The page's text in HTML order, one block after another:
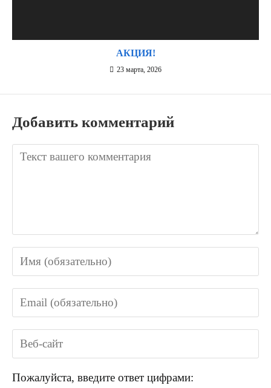
АКЦИЯ!
23 марта, 2026
Добавить комментарий
Пожалуйста, введите ответ цифрами: